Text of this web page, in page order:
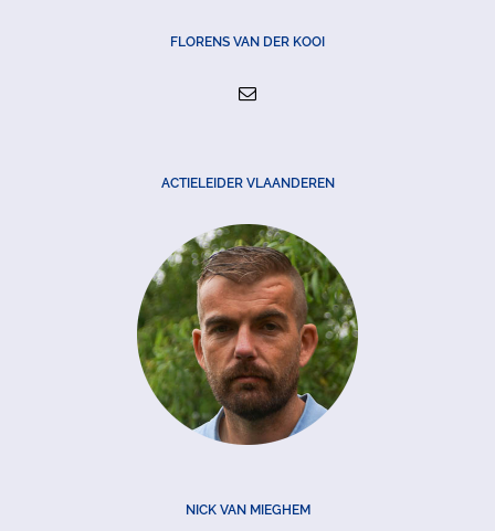
FLORENS VAN DER KOOI
ACTIELEIDER VLAANDEREN
NICK VAN MIEGHEM